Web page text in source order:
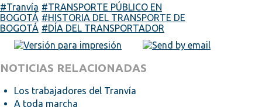
Tranvía
TRANSPORTE PÚBLICO EN
BOGOTÁ
HISTORIA DEL TRANSPORTE DE
BOGOTÁ
DÍA DEL TRANSPORTADOR
NOTICIAS RELACIONADAS
Los trabajadores del Tranvía
A toda marcha